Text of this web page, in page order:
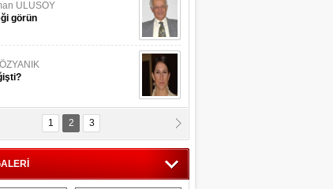
ULUSOY
görün
1 2 3